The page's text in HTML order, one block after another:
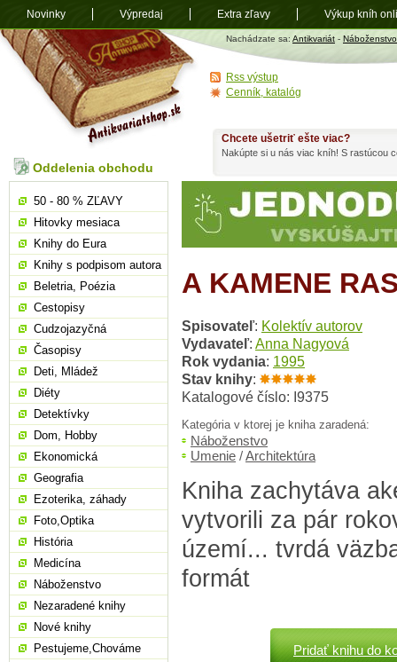
Antikvariát
shop.sk
Nachádzate sa: Antikvariát - Náboženstvo
A KAMENE
Spisovateľ: Kolektív autorov
Vydavateľ: Anna Nagyová
Rok vydania: 1995
Stav knihy:
Katalogové číslo: I9375
Kategória v ktorej je kniha zaradená:
Náboženstvo
Umenie /Architektúra
Kniha zachytáva
vytvorili za pár
území... tvrdá
formát
Pridať knihu do
Chcete ušetriť ešte viac?
Nakúpte si u nás viac kníh! S rastúcou
Oddelenia obchodu
50 - 80 % ZĽAVY
Hitovky mesiaca
Knihy do Eura
Knihy s podpisom autora
Beletria, Poézia
Cestopisy
Cudzojazyčná
Časopisy
Deti, Mládež
Diéty
Detektívky
Dom, Hobby
Ekonomická
Geografia
Ezoterika, záhady
Foto,Optika
História
Medicína
Náboženstvo
Nezaradené knihy
Nové knihy
Pestujeme,Chováme
Rss výstup
Cenník, katalóg
Novinky Výpredaj Extra zľavy Výkup kníh